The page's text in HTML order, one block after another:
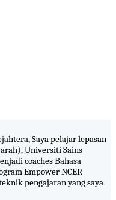
Saya pelajar lepasan
Universiti Sains
coaches Bahasa
Empower NCER
pengajaran yang saya